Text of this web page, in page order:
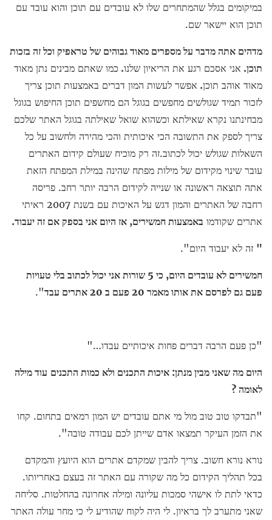
במיקומים בגלל שהמתחרים שלו לא עובדים עם תוכן והוא עובד עם
תוכן הוא יישאר שם.
מדהים אתה מדבר על מספרים מאוד גבוהים של טראפיק וכל זה בזכות
תוכן. אני אסכם רגע את הריאיון שלנו. כמו שאתם מבינים נתן מאוד
מאוד אוהב תוכן. אפשר לעשות המון דברים באמצעות תוכן צריך
לזכור תמיד שגולשים מחפשים בגוגל הם מחשפים תוכן החיפוש בגוגל
מבחינתנו נקרא שאילתא וכשהוא שואל שאילתה בגוגל האתר שלכם
צריך לספק את התשובה הכי איכותית והכי מהירה ולחשוב על כל
השאלות שגולש יכול לכתוב.זה רק מוכיח שעולם קידום האתרים
עובר שינוי מקידום של מילות מפתח שהינה במילת המפתח הזאת
אתה תוצאה ראשונה או שנייה לקידום הרבה יותר רחב. פריסה
רחבה של האתרים והמון דגש על האיכות עם בשנת 2007 ראיתי
אתרים שקודמו באמצעות חמשירים, אז היום אני בספק אם זה יעבוד.
" זה לא יעבוד היום".
חמשירים לא עובדים היום, כי 5 שורות אני יכול לכתוב בלי טעויות
פעם גם לפרסם את אותו מאמר 20 פעם ב 20 אתרים עבד
".
"כן פעם הרבה דברים פחות איכותיים עבדו…"
היום מה שאני מבין מנתן: איכות התכנים ולא כמות התכנים עוד מילה
לאומה ?
"תבדקו טוב טוב מול מי אתם עובדים יש המון רמאים בתחום. קחו
את הזמן העיקר תמצאו אדם שייתן לכם עבודה טובה".
נורא נורא חשוב. צריך להבין שמקדם אתרים הוא היועץ והמקדם
בכל תהליך הקידום כל מה שקורה עם האתר זה בעצם באחריותו.
כדאי לתת לו אישהי סמכות עליונה ומילה אחרונה בהחלטות. סליחה
שאני מתערב לך בראיון. לי היה לקוח שהודיע לי כי מחר עולה האתר